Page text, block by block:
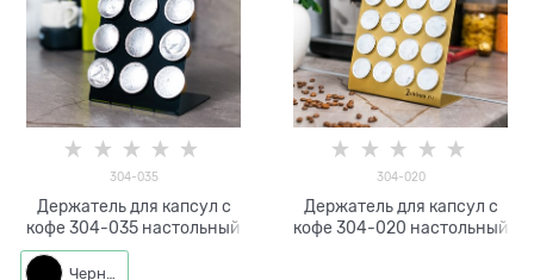
304-035
Держатель для капсул с
кофе 304-035 настольный
304-020
Держатель для капсул с
кофе 304-020 настольный